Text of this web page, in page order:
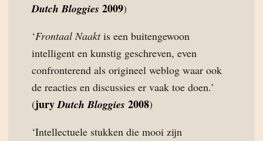
Dutch Bloggies 2009)
‘Frontaal Naaktis een buitengewoon
intelligent en kunstig geschreven, even
confronterend als origineel weblog waar ook
de reacties en discussies er vaak toe doen.’
(juryDutch Bloggies 2008)
‘Intellectuele stukken die mooi zijn